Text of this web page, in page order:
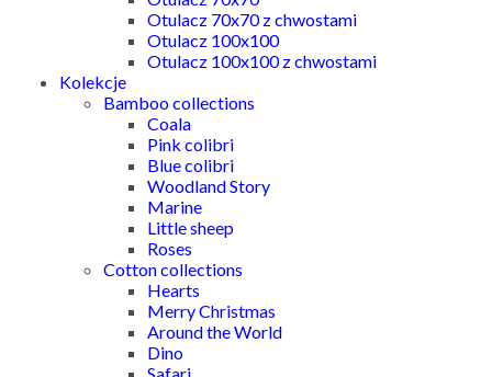
Otulacz 70x70 z chwostami
Otulacz 100x100
Otulacz 100x100 z chwostami
Kolekcje
Bamboo collections
Coala
Pink colibri
Blue colibri
Woodland Story
Marine
Little sheep
Roses
Cotton collections
Hearts
Merry Christmas
Around the World
Dino